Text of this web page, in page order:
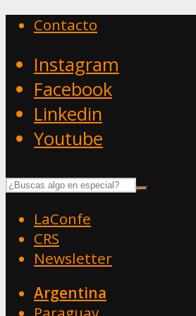
Contacto
Instagram
Facebook
Linkedin
Youtube
LaConfe
CRS
Newsletter
Argentina